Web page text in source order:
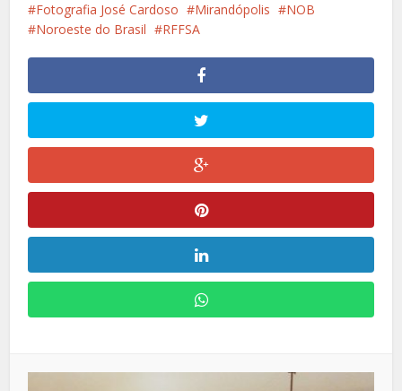
Fotografia José Cardoso
Mirandópolis
NOB
Noroeste do Brasil
RFFSA